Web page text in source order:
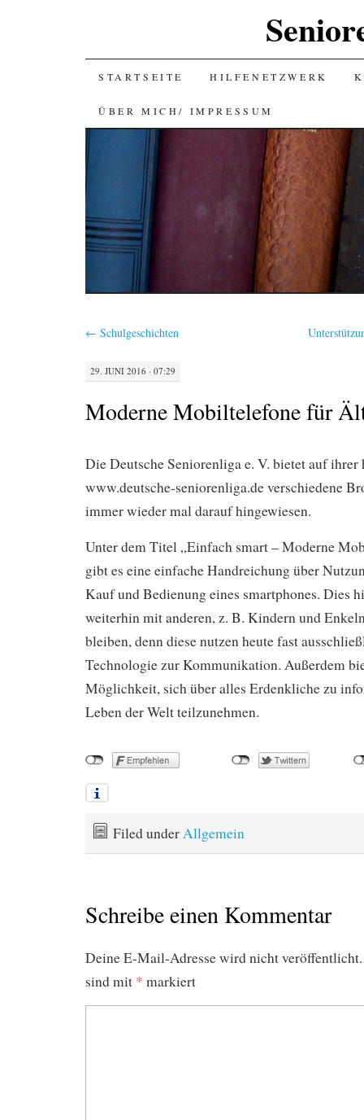
SKIP
TO
CONTENT
STARTSEITE HILFENETZWERK
ÜBER MICH/ IMPRESSUM
← Schulgeschichten
29. JUNI 2016 · 07:29
Moderne Mobiltelefone für
Die Deutsche Seniorenliga e. V. bietet auf ihrer
www.deutsche-seniorenliga.de verschiedene
immer wieder mal darauf hingewiesen.
Unter dem Titel „Einfach smart – Moderne
gibt es eine einfache Handreichung über
Kauf und Bedienung eines smartphones. Dies
weiterhin mit anderen, z. B. Kindern und
bleiben, denn diese nutzen heute fast
Technologie zur Kommunikation. Außerdem
Möglichkeit, sich über alles Erdenkliche zu
Leben der Welt teilzunehmen.
Filed underAllgemein
Schreibe einen Kommentar
Deine E-Mail-Adresse wird nicht veröffentlicht.
sind mit * markiert